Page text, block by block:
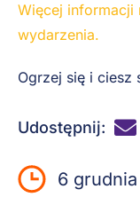
Więcej informacji
wydarzenia.
Ogrzej się i ciesz
Udostępnij:
6